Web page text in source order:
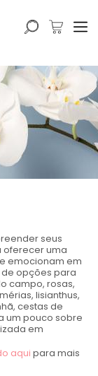
seus
oferecer uma
emocionam em
opções para
campo, rosas,
lisianthus,
cestas de
um pouco sobre
em
aqui para mais